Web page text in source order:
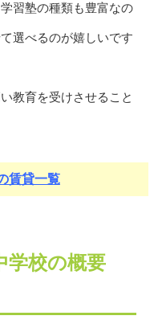
習塾の種類も豊富なの
選べるのが嬉しいです
教育を受けさせること
賃貸一覧
学校の概要